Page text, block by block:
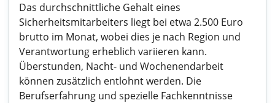
Das durchschnittliche Gehalt eines
Sicherheitsmitarbeiters liegt bei etwa 2.500 Euro
brutto im Monat, wobei dies je nach Region und
Verantwortung erheblich variieren kann.
Überstunden, Nacht- und Wochenendarbeit
können zusätzlich entlohnt werden. Die
Berufserfahrung und spezielle Fachkenntnisse